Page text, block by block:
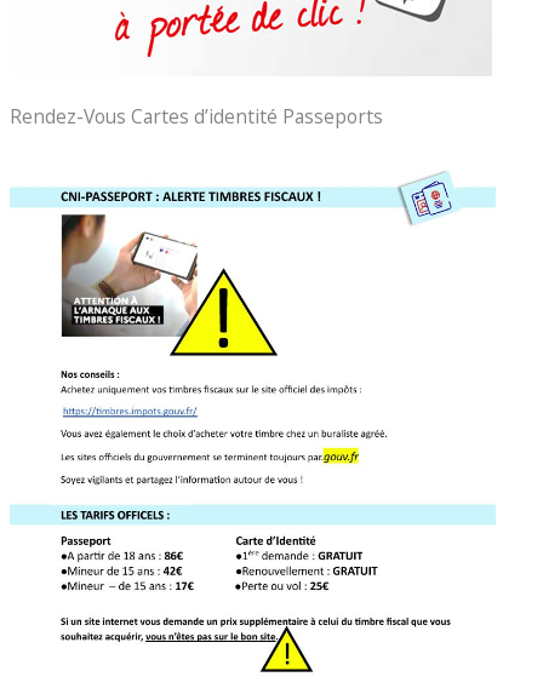
Rendez-Vous Cartes d’identité Passeports